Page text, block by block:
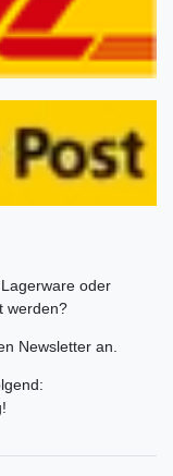
oder
werden?
Newsletter an.
!